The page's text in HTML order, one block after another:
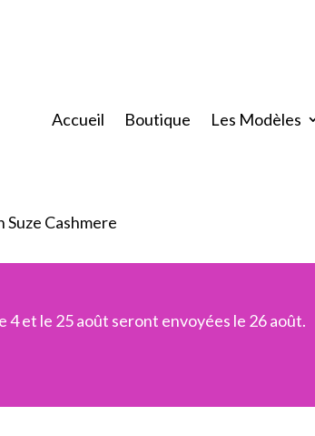
Accueil Boutique Les Modèles
Suze Cashmere
4 et le 25 août seront envoyées le 26 août.